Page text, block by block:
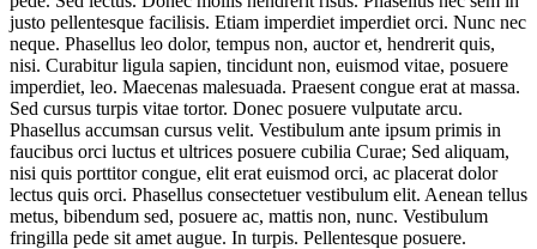
justo pellentesque facilisis. Etiam imperdiet imperdiet orci. Nunc nec
neque. Phasellus leo dolor, tempus non, auctor et, hendrerit quis,
nisi. Curabitur ligula sapien, tincidunt non, euismod vitae, posuere
imperdiet, leo. Maecenas malesuada. Praesent congue erat at massa.
Sed cursus turpis vitae tortor. Donec posuere vulputate arcu.
Phasellus accumsan cursus velit. Vestibulum ante ipsum primis in
faucibus orci luctus et ultrices posuere cubilia Curae; Sed aliquam,
nisi quis porttitor congue, elit erat euismod orci, ac placerat dolor
lectus quis orci. Phasellus consectetuer vestibulum elit. Aenean tellus
metus, bibendum sed, posuere ac, mattis non, nunc. Vestibulum
fringilla pede sit amet augue. In turpis. Pellentesque posuere.